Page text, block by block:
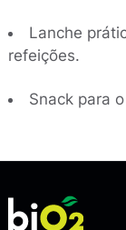
Lanche
refeições.
Snack para